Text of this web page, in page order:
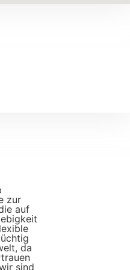
zur
auf
da
sind